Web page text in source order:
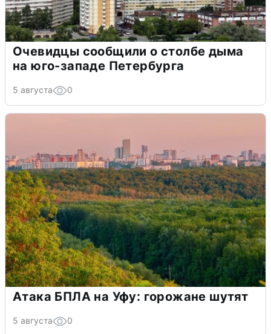
Очевидцы сообщили о столбе дыма
на юго-западе Петербурга
5 августа 0
Атака БПЛА на Уфу: горожане шутят
5 августа 0